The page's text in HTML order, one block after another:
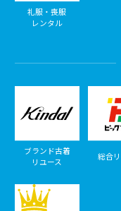
礼服・喪服
レンタル
ブランド古着
リユース
総合